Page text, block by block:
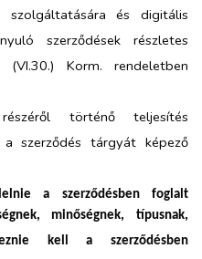
és digitális
szerződések részletes
Korm. rendeletben
történő teljesítés
a szerződés tárgyát képező
a szerződésben foglalt
minőségnek, típusnak,
kell a szerződésben